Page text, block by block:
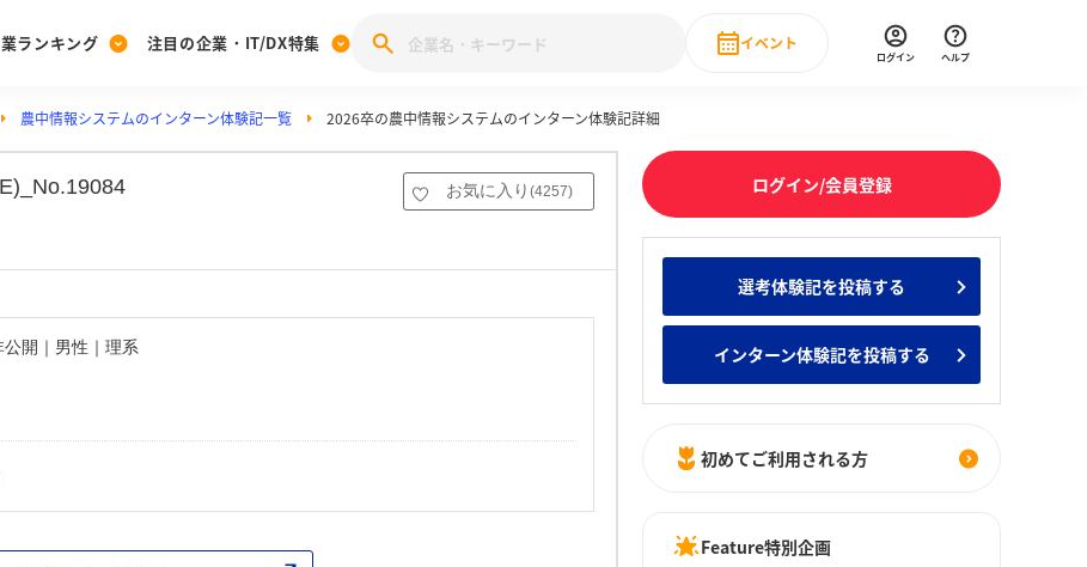
[27卒] 本選考体験記投稿キャンペーン
ランキング
みんなの新卒就職人気企業ランキング みんなのインターン人気企業ランキ
注目の企業・IT/DX特集
28卒 IT・DX現場社員インタビュー
企業研究
イベント
直近のイベント一覧
ログイン ヘルプ
農中情報システムのインターン体験記一覧 2026卒の農中情報システムのインターン体験記詳細
お気に入り (4257)
開｜男性｜理系
ログイン/会員登録
選考体験記を投稿する
インターン体験記を投稿する
初めてご利用される方
Feature特別企画